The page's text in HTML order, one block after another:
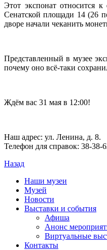
Этот экспонат относится
Сенатской площади 14 (26
дворе начали чеканить
Представленный в музее
почему оно всё-таки
Ждём вас 31 мая в 12:00!
Наш адрес: ул. Ленина, д. 8.
Телефон для справок: 38-38-
Назад
Наши музеи
Музей
Новости
Выставки и события
Афиша
Анонс
Виртуальные
Контакты